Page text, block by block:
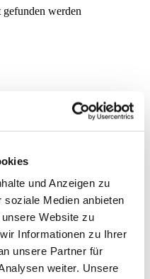
und Anzeigen zu
soziale Medien anbieten
Website zu
Informationen zu Ihrer
unsere Partner für
weiter. Unsere